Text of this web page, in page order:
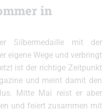
in
Silbermedaille mit der
eigene Wege und verbringt
ist der richtige Zeitpunkt
und meint damit den
Mitte Mai reist er aber
und feiert zusammen mit